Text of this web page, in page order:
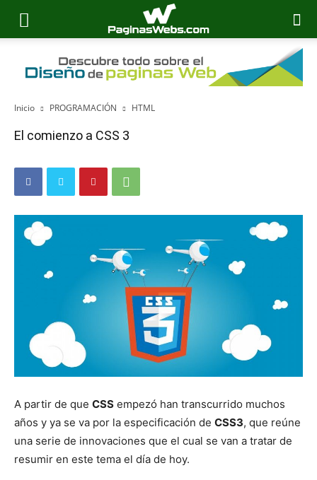
Inicio PROGRAMACIÓN HTML
El comienzo a CSS 3
A partir de que CSS empezó han transcurrido muchos
años y ya se va por la especificación de CSS3, que reúne
una serie de innovaciones que el cual se van a tratar de
resumir en este tema el día de hoy.